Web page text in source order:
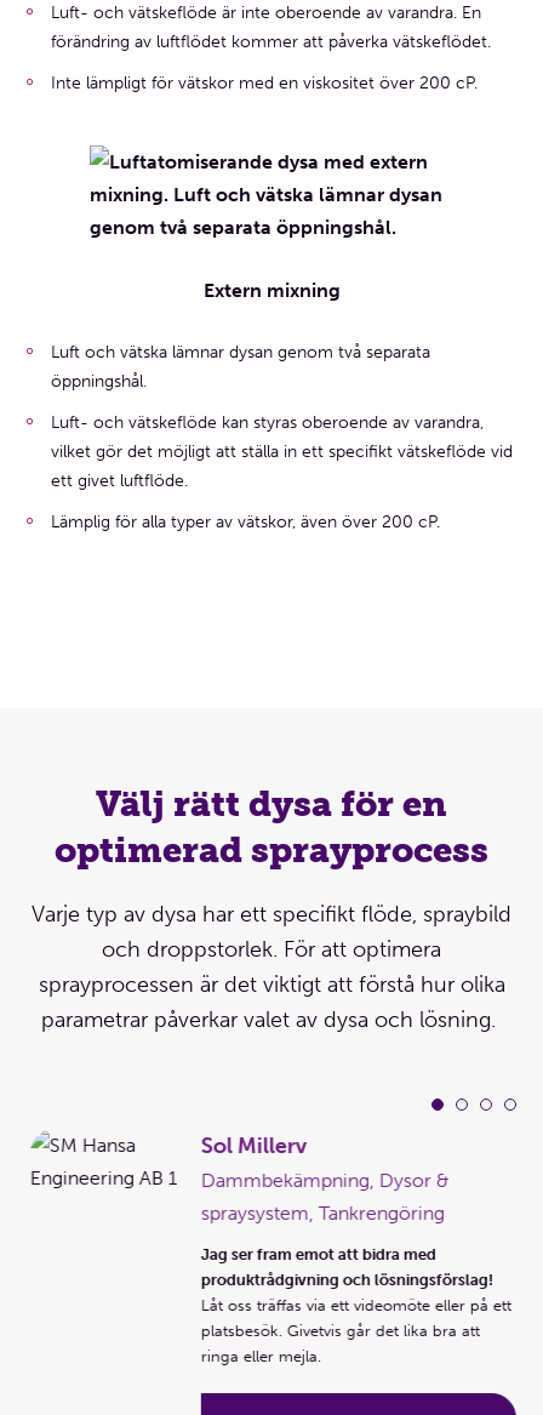
Luft- och vätskeflöde är inte oberoende av varandra. En
förändring av luftflödet kommer att påverka vätskeflödet.
Inte lämpligt för vätskor med en viskositet över 200 cP.
Extern mixning
Luft och vätska lämnar dysan genom två separata
öppningshål.
Luft- och vätskeflöde kan styras oberoende av varandra,
vilket gör det möjligt att ställa in ett specifikt vätskeflöde vid
ett givet luftflöde.
Lämplig för alla typer av vätskor, även över 200 cP.
Välj rätt dysa för en
optimerad sprayprocess
Varje typ av dysa har ett specifikt flöde, spraybild
och droppstorlek. För att optimera
sprayprocessen är det viktigt att förstå hur olika
parametrar påverkar valet av dysa och lösning.
Sol Millerv
Dammbekämpning, Dysor &
spraysystem, Tankrengöring
Jag ser fram emot att bidra med
produktrådgivning och lösningsförslag!
Låt oss träffas via ett videomöte eller på ett
platsbesök. Givetvis går det lika bra att
ringa eller mejla.